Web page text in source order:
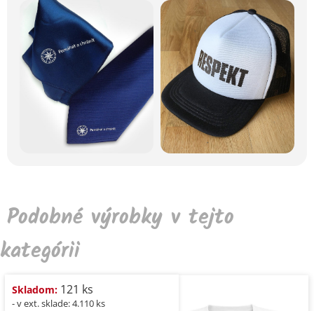
Podobné výrobky v tejto
kategórii
Skladom: 121 ks
- v ext. sklade: 4.110 ks